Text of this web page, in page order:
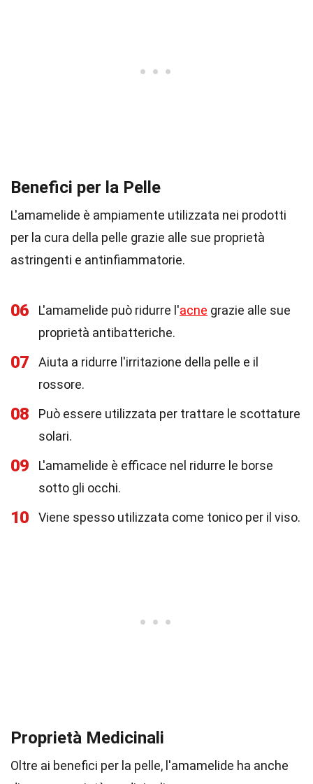
Benefici per la Pelle
L'amamelide è ampiamente utilizzata nei prodotti
per la cura della pelle grazie alle sue proprietà
astringenti e antinfiammatorie.
06 L'amamelide può ridurre l'acne grazie alle sue
proprietà antibatteriche.
07
Aiuta a ridurre l'irritazione della pelle e il
rossore.
08
Può essere utilizzata per trattare le scottature
solari.
09
L'amamelide è efficace nel ridurre le borse
sotto gli occhi.
10 Viene spesso utilizzata come tonico per il viso.
Proprietà Medicinali
Oltre ai benefici per la pelle, l'amamelide ha anche